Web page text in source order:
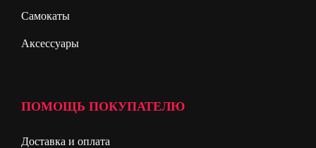
Самокаты
Аксессуары
ПОМОЩЬ ПОКУПАТЕЛЮ
Доставка и оплата